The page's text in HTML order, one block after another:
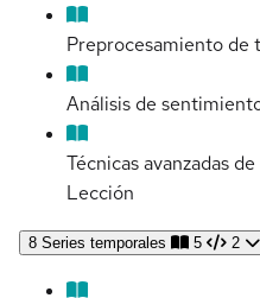
Preprocesamiento de
Análisis de
Técnicas avanzadas
Lección
8 Series temporales 5 2